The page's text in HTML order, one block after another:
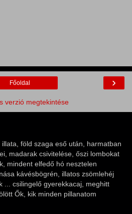
›
Főoldal
verzió megtekintése
illata, föld szaga eső után, harmatban
madarak csivitelése, őszi lombokat
mindent elfedő hó nesztelen
kávésbögrén, illatos zsömlehéj
... csilingelő gyerekkacaj, meghitt
Ők, kik minden pillanatom